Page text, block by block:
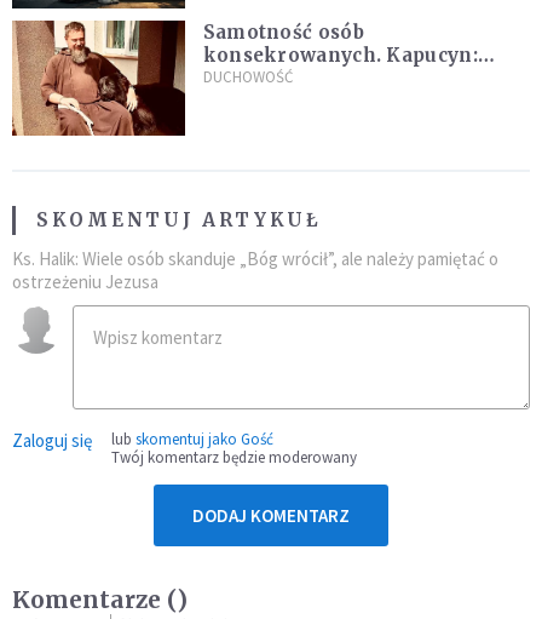
Samotność osób
konsekrowanych. Kapucyn:
Życie w pojedynkę rzadko jest
DUCHOWOŚĆ
SKOMENTUJ ARTYKUŁ
Ks. Halik: Wiele osób skanduje „Bóg wrócił”, ale należy pamiętać o
ostrzeżeniu Jezusa
Zaloguj się lub skomentuj jako Gość
Twój komentarz będzie moderowany
DODAJ KOMENTARZ
Komentarze ()